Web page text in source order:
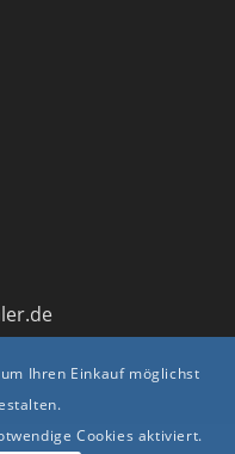
Ihren Einkauf möglichst
Cookies aktiviert.